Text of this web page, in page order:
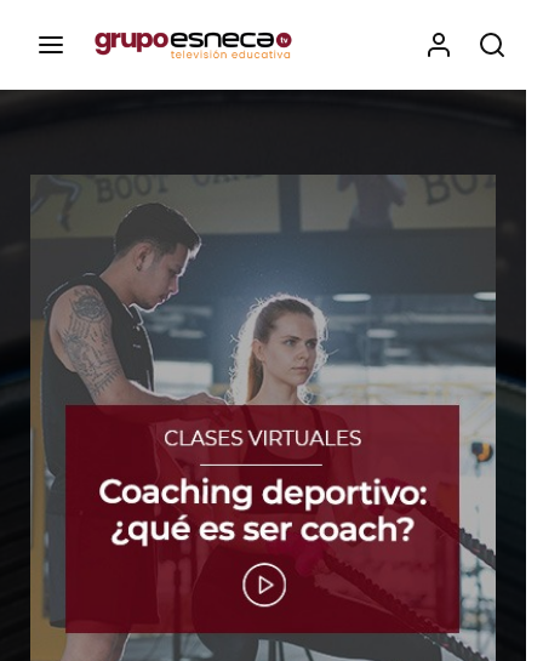
Esneca TV
Iniciar Sesión
Para iniciar sesión debes introducir el
mismo usuario y contraseña que utilizas
para acceder al campus virtual:
https://elcampusonline.com
Dirección de correo electrónico
Contraseña
ENTRAR